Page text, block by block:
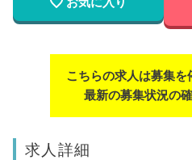
こちらの求人は募集を
最新の募集状況の
求人詳細